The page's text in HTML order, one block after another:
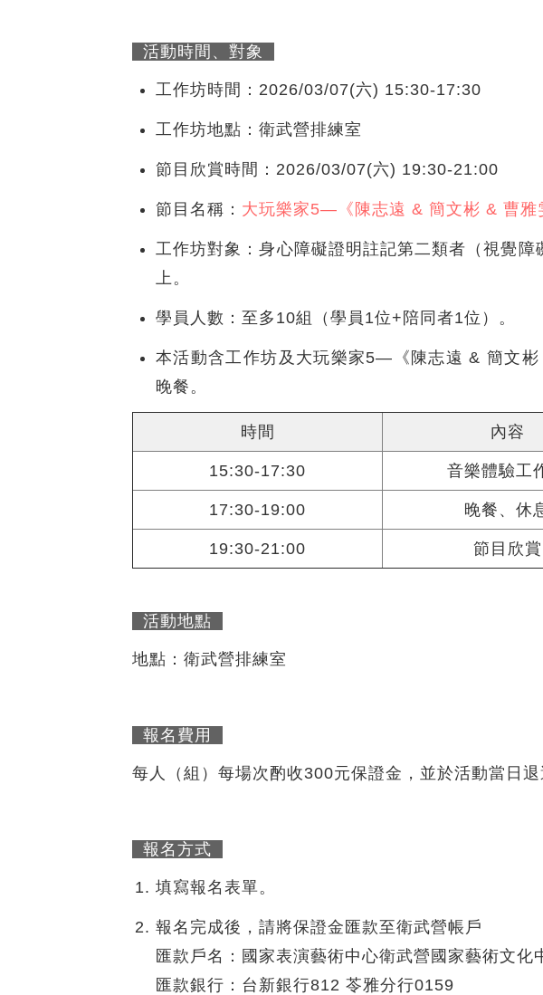
twitter
活動時間、對象
工作坊時間：2026/03/07(六) 15:30-17:30
工作坊地點：衛武營排練室
節目欣賞時間：2026/03/07(六) 19:30-21:00
節目名稱： 大玩樂家5—《陳志遠 & 簡文彬 & 曹雅
工作坊對象：身心障礙證明註記第二類者（視覺
上。
學員人數：至多10組（學員1位+陪同者1位）。
本活動含工作坊及大玩樂家5—《陳志遠 & 簡文
晚餐。
時間 內容
15:30-17:30 音樂體驗工
17:30-19:00 晚餐、休
19:30-21:00 節目欣賞
活動地點
地點：衛武營排練室
報名費用
每人（組）每場次酌收300元保證金，並於活動當日
報名方式
填寫報名表單。
報名完成後，請將保證金匯款至衛武營帳戶
匯款戶名：國家表演藝術中心衛武營國家藝術文化
匯款銀行：台新銀行812 苓雅分行0159